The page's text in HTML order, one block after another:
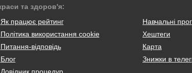
та здоров'я:
Як працює рейтинг
Політика використання cookie
Питання-відповідь
Блог
Довідник процедур
Навчальні
Хештеги
Карта
Знижки в